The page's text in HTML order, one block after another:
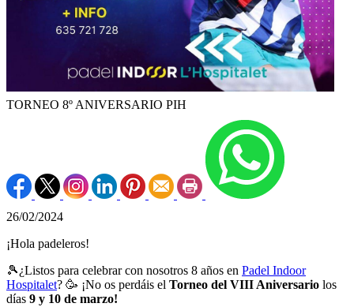
TORNEO 8º ANIVERSARIO PIH
26/02/2024
¡Hola padeleros!
🎾¿Listos para celebrar con nosotros 8 años en Padel Indoor
Hospitalet? 🥳 ¡No os perdáis el Torneo del VIII Aniversario los
días 9 y 10 de marzo!